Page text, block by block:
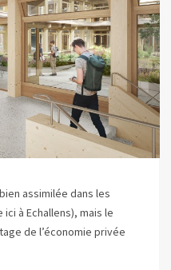
assimilée dans les
à Echallens), mais le
de l’économie privée